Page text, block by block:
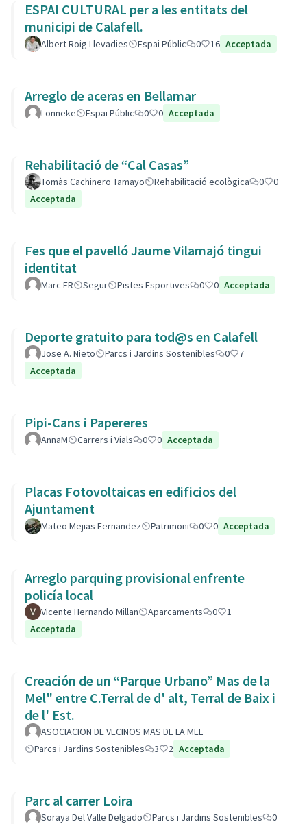
ESPAI CULTURAL per a les entitats del
municipi de Calafell.
Albert Roig Llevadies Espai Públic 0 16 Acceptada
Arreglo de aceras en Bellamar
Lonneke Espai Públic 0 0 Acceptada
Rehabilitació de “Cal Casas”
Tomàs Cachinero Tamayo Rehabilitació ecològica 0
0
Acceptada
Fes que el pavelló Jaume Vilamajó tingui
identitat
Marc FR Segur Pistes Esportives 0 0 Acceptada
Deporte gratuito para tod@s en Calafell
Jose A. Nieto Parcs i Jardins Sostenibles 0
7
Acceptada
Pipi-Cans i Papereres
AnnaM Carrers i Vials 0 0 Acceptada
Placas Fotovoltaicas en edificios del
Ajuntament
Mateo Mejias Fernandez Patrimoni 0 0 Acceptada
Arreglo parquing provisional enfrente
policía local
Vicente Hernando Millan Aparcaments 0
1
Acceptada
Creación de un “Parque Urbano” Mas de la
Mel" entre C.Terral de d' alt, Terral de Baix i
de l' Est.
ASOCIACION DE VECINOS MAS DE LA MEL
Parcs i Jardins Sostenibles
3 2 Acceptada
Parc al carrer Loira
Soraya Del Valle Delgado Parcs i Jardins Sostenibles
0